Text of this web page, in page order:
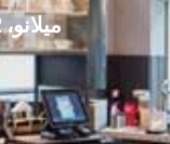
ميلانو، Piazza San Fedele 2